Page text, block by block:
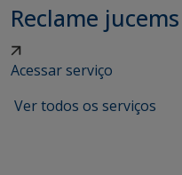
Reclame jucems
Acessar serviço
Ver todos os serviços